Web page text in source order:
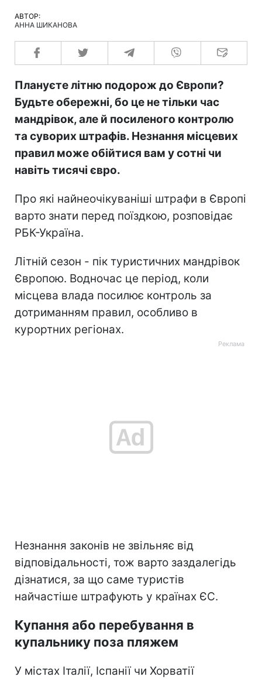
АВТОР:
АННА ШИКАНОВА
Плануєте літню подорож до Європи?
Будьте обережні, бо це не тільки час
мандрівок, але й посиленого контролю
та суворих штрафів. Незнання місцевих
правил може обійтися вам у сотні чи
навіть тисячі євро.
Про які найнеочікуваніші штрафи в Європі
варто знати перед поїздкою, розповідає
РБК-Україна.
Літній сезон - пік туристичних мандрівок
Європою. Водночас це період, коли
місцева влада посилює контроль за
дотриманням правил, особливо в
курортних регіонах.
Незнання законів не звільняє від
відповідальності, тож варто заздалегідь
дізнатися, за що саме туристів
найчастіше штрафують у країнах ЄС.
Купання або перебування в
купальнику поза пляжем
У містах Італії, Іспанії чи Хорватії